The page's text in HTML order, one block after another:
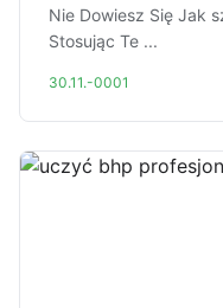
Nie Dowiesz Się Jak
Stosując Te ...
30.11.-0001